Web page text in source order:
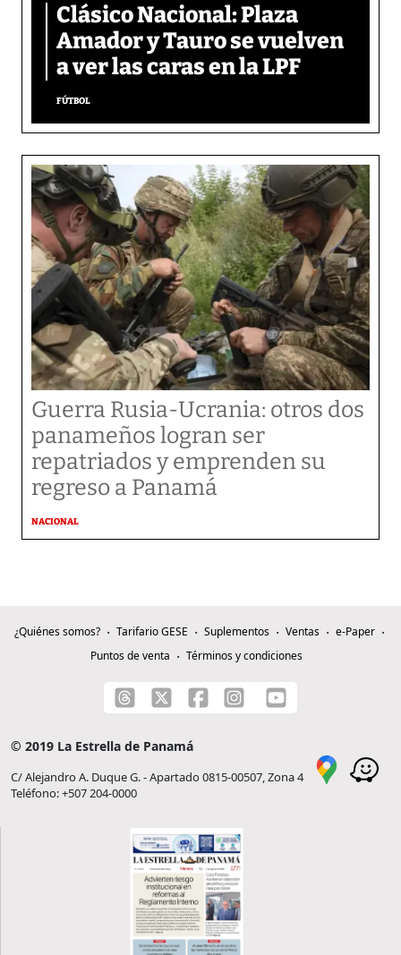
Clásico Nacional: Plaza
Amador y Tauro se vuelven
a ver las caras en la LPF
FÚTBOL
Guerra Rusia-Ucrania: otros dos
panameños logran ser
repatriados y emprenden su
regreso a Panamá
NACIONAL
¿Quiénes somos? Tarifario GESE Suplementos Ventas
e-Paper
Puntos de venta
Términos y condiciones
© 2019 La Estrella de Panamá
C/ Alejandro A. Duque G. - Apartado 0815-00507, Zona 4
Teléfono: +507 204-0000